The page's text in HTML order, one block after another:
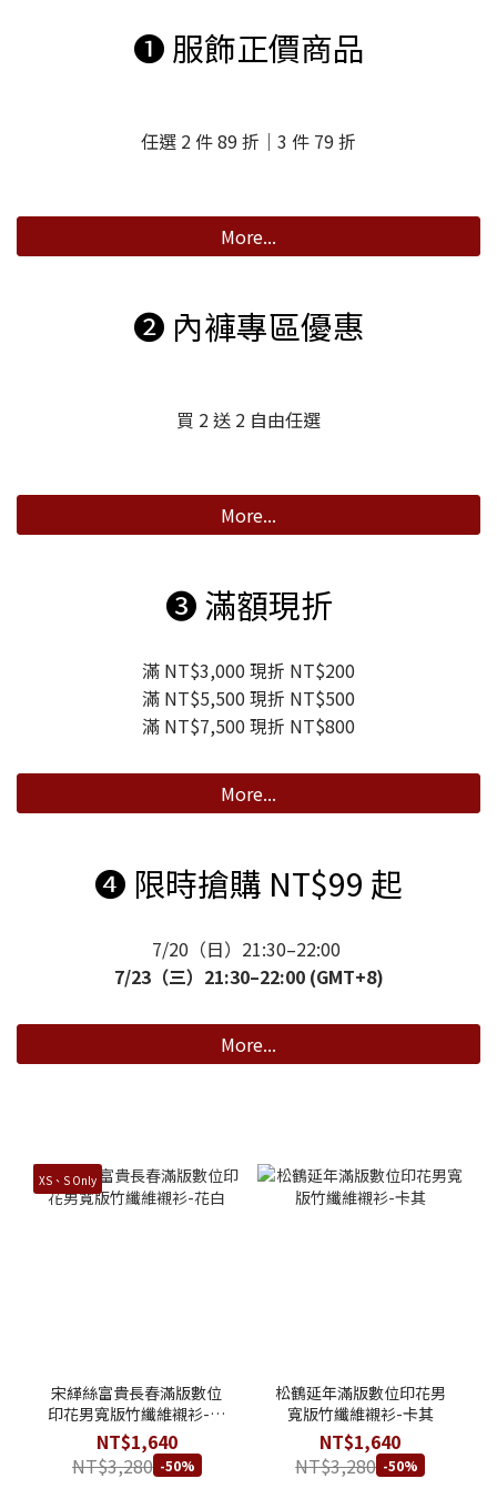
➊ 服飾正價商品
任選 2 件 89 折｜3 件 79 折
More...
➋ 內褲專區優惠
買 2 送 2 自由任選
More...
➌ 滿額現折
滿 NT$3,000 現折 NT$200
滿 NT$5,500 現折 NT$500
滿 NT$7,500 現折 NT$800
More...
❹ 限時搶購 NT$99 起
7/20（日）21:30–22:00
7/23（三）21:30–22:00 (GMT+8)
More...
XS、S Only
宋緙絲富貴長春滿版數位
印花男寬版竹纖維襯衫-花
白
NT$1,640
NT$3,280 -50%
松鶴延年滿版數位印花男
寬版竹纖維襯衫-卡其
NT$1,640
NT$3,280 -50%